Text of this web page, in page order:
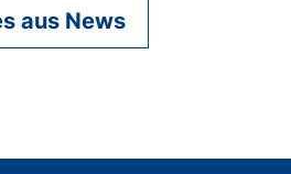
aus News